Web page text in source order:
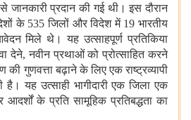
जानकारी प्रदान की गई थी। इस दौरान
के 535 जिलों और विदेश में 19 भारतीय
मिले थे। यह उत्‍साहपूर्ण प्रतिकिया
देने, नवीन प्रथाओं को प्रोत्साहित करने
गुणवत्ता बढ़ाने के लिए एक राष्ट्रव्यापी
है। यह उत्साही भागीदारी एक जिला एक
के प्रति सामूहिक प्रतिबद्धता का